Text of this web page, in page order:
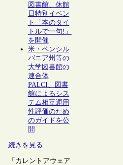
図書館、休館
日特別イベン
ト「本のタイ
トルで一句!」
を開催
米・ペンシル
バニア州等の
大学図書館の
連合体
PALCI、図書
館によるシス
テム相互運用
性評価のため
のガイドを公
開
続きを見る
「カレントアウェア